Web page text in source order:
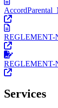
REGLEMENT-
REGLEMENT-
Services